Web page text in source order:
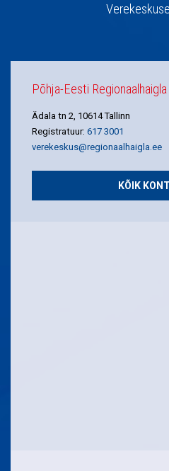
Põhja-Eesti
Ädala tn 2, 10614 Tallinn
Registratuur: 617 3001
verekeskus@regionaalhaigla.ee
KÕIK